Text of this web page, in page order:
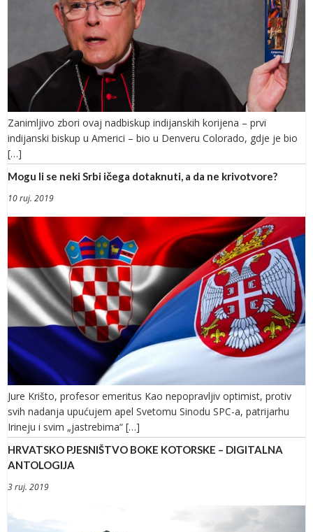
Zanimljivo zbori ovaj nadbiskup indijanskih korijena – prvi
indijanski biskup u Americi – bio u Denveru Colorado, gdje je bio
[…]
Mogu li se neki Srbi ičega dotaknuti, a da ne krivotvore?
10 ruj. 2019
Jure Krišto, profesor emeritus Kao nepopravljiv optimist, protiv
svih nadanja upućujem apel Svetomu Sinodu SPC-a, patrijarhu
Irineju i svim „jastrebima“ […]
HRVATSKO PJESNIŠTVO BOKE KOTORSKE – DIGITALNA
ANTOLOGIJA
3 ruj. 2019